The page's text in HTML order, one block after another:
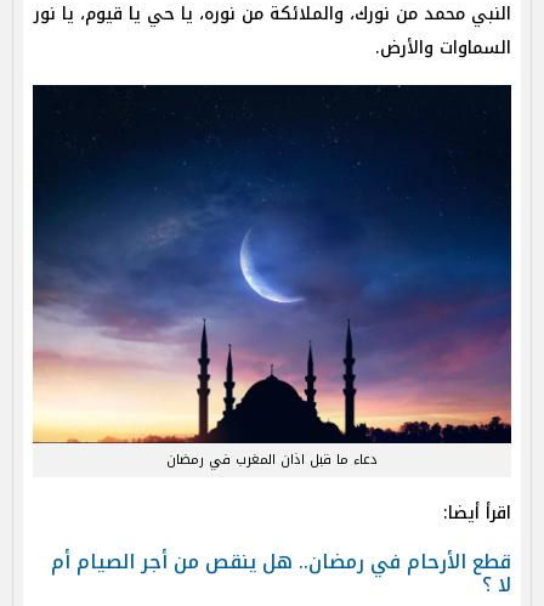
النبي محمد من نورك، والملائكة من نوره، يا حي يا قيوم، يا نور
السماوات والأرض.
دعاء ما قبل اذان المغرب في رمضان
اقرأ أيضا:
قطع الأرحام في رمضان.. هل ينقص من أجر الصيام أم
لا ؟